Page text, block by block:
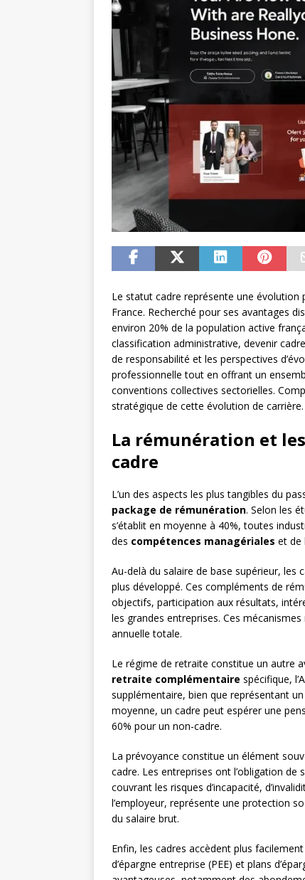
Le statut cadre représente une évolution
France. Recherché pour ses avantages
environ 20% de la population active
classification administrative, devenir
de responsabilité et les perspectives
professionnelle tout en offrant un
conventions collectives sectorielles.
stratégique de cette évolution de carrière.
La rémunération et
cadre
L’un des aspects les plus tangibles du
package de rémunération. Selon les
s’établit en moyenne à 40%, toutes
des compétences managériales et de
Au-delà du salaire de base supérieur, les
plus développé. Ces compléments de
objectifs, participation aux résultats,
les grandes entreprises. Ces
annuelle totale.
Le régime de retraite constitue un autre
retraite complémentaire spécifique,
supplémentaire, bien que représentant
moyenne, un cadre peut espérer une
60% pour un non-cadre.
La prévoyance constitue un élément
cadre. Les entreprises ont l’obligation de
couvrant les risques d’incapacité,
l’employeur, représente une protection
du salaire brut.
Enfin, les cadres accèdent plus
d’épargne entreprise (PEE) et plans